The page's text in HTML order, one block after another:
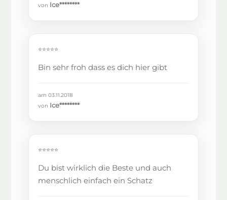
von Ice********
⭐⭐⭐⭐⭐
Bin sehr froh dass es dich hier gibt
am 03.11.2018
von Ice********
⭐⭐⭐⭐⭐
Du bist wirklich die Beste und auch
menschlich einfach ein Schatz